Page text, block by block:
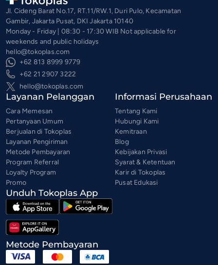
Jl. Cideng Barat No.17, RT.11/RW.1, Duri Pulo, Kecamatan
Gambir, Jakarta Pusat, DKI Jakarta 10140
Monday - Friday | 08:30 - 17:30 WIB Not applicable for
weekends and public holidays
hello@tokoplas.com
+62 813 8999 9779
+62 21 2907 3222
hello@tokoplas.com
Layanan Pelanggan
Cara Memesan
Pertanyaan Umum
Berjualan di Tokoplas
Layanan Pengiriman
Metode Pembayaran
Program Referral
Loyalty Program
Promo
Informasi Perusahaan
Tentang Kami
Hubungi Kami
Kemitraan
Blog
Kebijakan Privasi
Syarat & Ketentuan
Karir di Tokoplas
Pusat Edukasi
Unduh Tokoplas App
Metode Pembayaran